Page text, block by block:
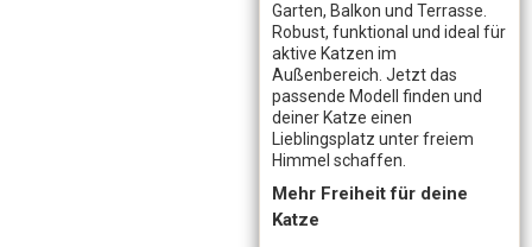
Garten, Balkon und Terrasse.
Robust, funktional und ideal für
aktive Katzen im
Außenbereich. Jetzt das
passende Modell finden und
deiner Katze einen
Lieblingsplatz unter freiem
Himmel schaffen.
Mehr Freiheit für deine
Katze